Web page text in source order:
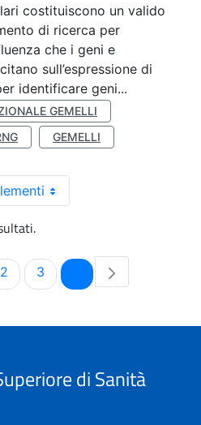
costituiscono un valido
di ricerca per
che i geni e
sull’espressione di
identificare geni...
GEMELLI
GEMELLI
Pagina
2 Pagina
3 Pagina
di Sanità